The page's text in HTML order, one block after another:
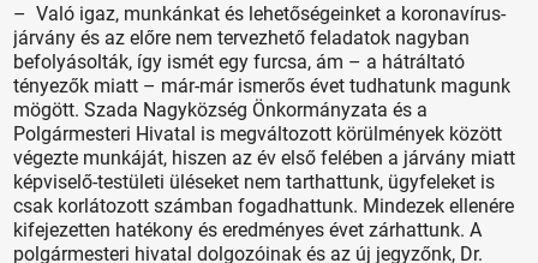
– Való igaz, munkánkat és lehetőségeinket a koronavírus-
járvány és az előre nem tervezhető feladatok nagyban
befolyásolták, így ismét egy furcsa, ám – a hátráltató
tényezők miatt – már-már ismerős évet tudhatunk magunk
mögött. Szada Nagyközség Önkormányzata és a
Polgármesteri Hivatal is megváltozott körülmények között
végezte munkáját, hiszen az év első felében a járvány miatt
képviselő-testületi üléseket nem tarthattunk, ügyfeleket is
csak korlátozott számban fogadhattunk. Mindezek ellenére
kifejezetten hatékony és eredményes évet zárhattunk. A
polgármesteri hivatal dolgozóinak és az új jegyzőnk, Dr.